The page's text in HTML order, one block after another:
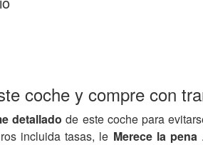
coche y compre con
detalladode este coche para
incluida tasas, le Merece la pena